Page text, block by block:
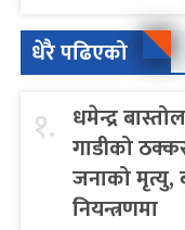
धेरै पढिएको
१. धमेन्द्र
गाडीको
जनाको मृत्यु,
नियन्त्रणमा